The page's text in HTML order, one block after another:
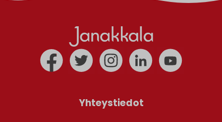
Yhteystiedot